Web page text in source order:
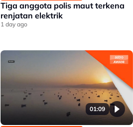
Tiga anggota polis maut terkena
renjatan elektrik
1 day ago
01:09